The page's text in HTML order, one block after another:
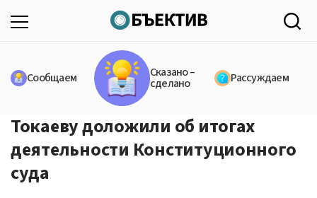
Сообщаем Сказано –
сделано Рассуждаем
Токаеву доложили об итогах
деятельности Конституционного
суда